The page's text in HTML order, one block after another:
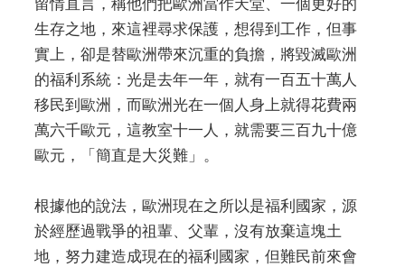
留情直言，稱他們把歐洲當作天堂、一個更好的
生存之地，來這裡尋求保護，想得到工作，但事
實上，卻是替歐洲帶來沉重的負擔，將毀滅歐洲
的福利系統：光是去年一年，就有一百五十萬人
移民到歐洲，而歐洲光在一個人身上就得花費兩
萬六千歐元，這教室十一人，就需要三百九十億
歐元，「簡直是大災難」。
根據他的說法，歐洲現在之所以是福利國家，源
於經歷過戰爭的祖輩、父輩，沒有放棄這塊土
地，努力建造成現在的福利國家，但難民前來會